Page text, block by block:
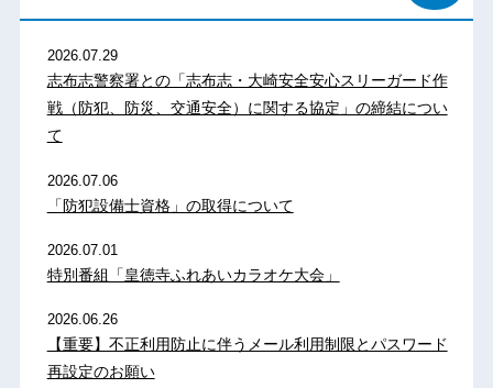
2026.07.29
志布志警察署との「志布志・大崎安全安心スリーガード作
戦（防犯、防災、交通安全）に関する協定」の締結につい
て
2026.07.06
「防犯設備士資格」の取得について
2026.07.01
特別番組「皇徳寺ふれあいカラオケ大会」
2026.06.26
【重要】不正利用防止に伴うメール利用制限とパスワード
再設定のお願い